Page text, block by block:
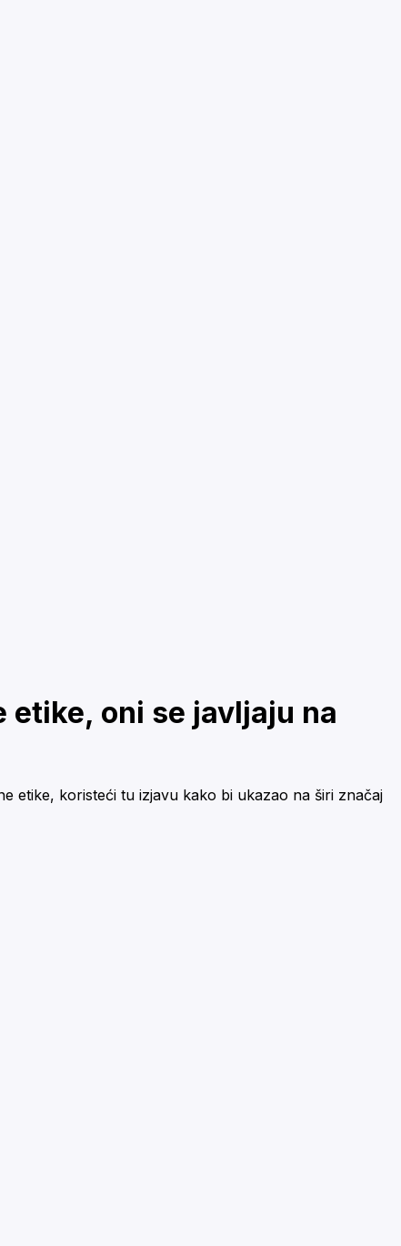
etike, oni se javljaju na
etike, koristeći tu izjavu kako bi ukazao na širi značaj